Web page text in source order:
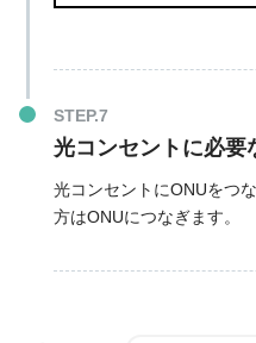
光コンセントに必要
光コンセントにONUをつ
方はONUにつなぎます。